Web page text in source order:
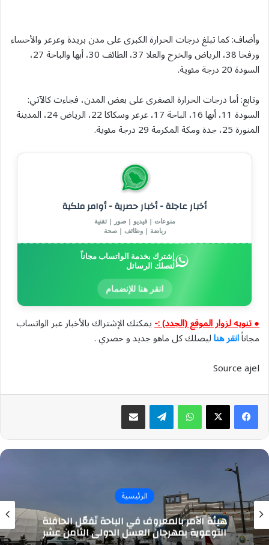
وأضاف: كما تبلغ درجات الحرارة الكبرى على مدن بريدة وعرعر والأحساء
ورفحا 38، الرياض والخرج والعلا 37، الطائف 30، أبها والباحة 27،
السودة 20 درجة مئوية.
وتابع: أما درجات الحرارة الصغرى على بعض المدن، فجاءت كالآتي:
السودة 11، أبها 16، الباحة 17، عرعر وسكاكا 22، الرياض 24، المدينة
المنورة 25، جدة ومكة المكرمة 29 درجة مئوية.
أخبار عاجلة - أخبار حصرية - أوامر ملكية
منوعات | فيديو | صور | تقنية
رياضة | وظائف | صحة
إشترك بخدمة الواتساب مجاناً
لتصلك الرسائل
انقر هنا للإنضمام
● تنويه لزوار الموقع (الجدد) :-يمكنك الإشتراك بالأخبار عبر الواتساب
مجاناًانقر هناليصلك كل ماهو جديد و حصري .
Source ajel
واتسابتيلقرام مشاركة عبر البريد
الرئيسية
هيئة الأمر بالمعروف في الباحة تُفعّل الحافلة
التوعوية بمهرجان العسل الدولي الثامن عشر